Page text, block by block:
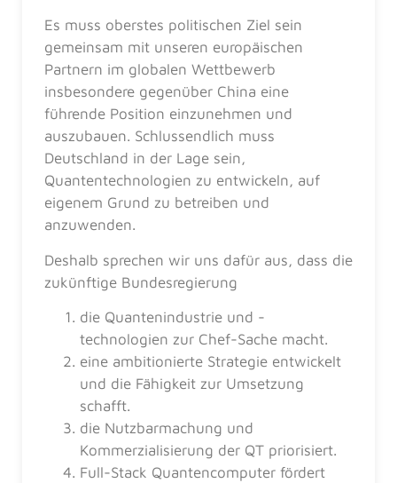
Es muss oberstes politischen Ziel sein
gemeinsam mit unseren europäischen
Partnern im globalen Wettbewerb
insbesondere gegenüber China eine
führende Position einzunehmen und
auszubauen. Schlussendlich muss
Deutschland in der Lage sein,
Quantentechnologien zu entwickeln, auf
eigenem Grund zu betreiben und
anzuwenden.
Deshalb sprechen wir uns dafür aus, dass die
zukünftige Bundesregierung
die Quantenindustrie und -
technologien zur Chef-Sache macht.
eine ambitionierte Strategie entwickelt
und die Fähigkeit zur Umsetzung
schafft.
die Nutzbarmachung und
Kommerzialisierung der QT priorisiert.
Full-Stack Quantencomputer fördert